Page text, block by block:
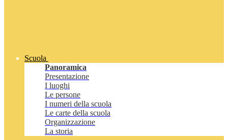
Scuola
Panoramica
Presentazione
I luoghi
Le persone
I numeri della scuola
Le carte della scuola
Organizzazione
La storia